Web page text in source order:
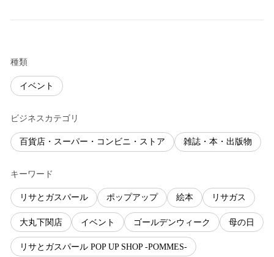
種類
イベント
ビジネスカテゴリ
百貨店・スーパー・コンビニ・ストア 雑誌・本・出版物
キーワード
リサとガスパール ポップアップ 絵本 リサガス
大丸下関店 イベント ゴールデンウィーク 母の日
リサとガスパール POP UP SHOP -POMMES-